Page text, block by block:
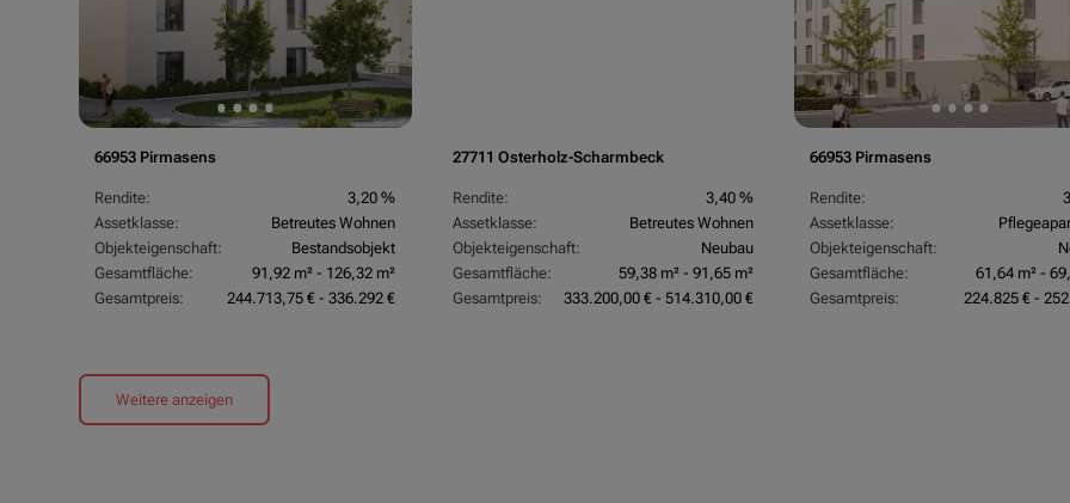
66953 Pirmasens
Rendite:
3,20 %
Assetklasse:
Betreutes Wohnen
Objekteigenschaft:
Bestandsobjekt
Gesamtfläche:
91,92 m² - 126,32 m²
Gesamtpreis:
244.713,75 € - 336.292 €
27711 Osterholz-Scharmbeck
Rendite:
3,40 %
Assetklasse:
Betreutes Wohnen
Objekteigenschaft:
Neubau
Gesamtfläche:
59,38 m² - 91,65 m²
Gesamtpreis:
333.200,00 € - 514.310,00 €
66953 Pirmasens
Rendite:
Assetklasse:
Objekteigenschaft:
Gesamtfläche:
61,64 m² -
Gesamtpreis:
224.825 € -
Weitere anzeigen